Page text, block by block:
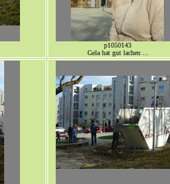
p1050143
Gela hat gut lachen ...